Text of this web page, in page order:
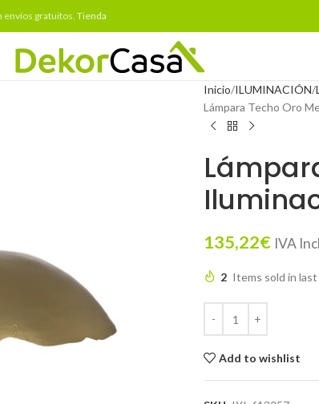
envíos gratuitos. Tienda
Inicio ILUMINACIÓN
Lámpara Techo Oro
135,22€ IVA
2 Items sold in
Add to wishlist